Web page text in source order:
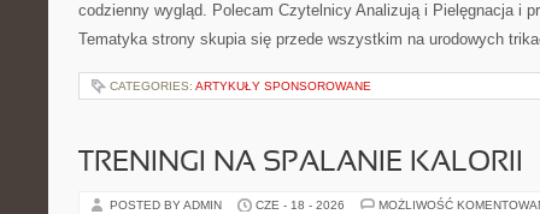
codzienny wygląd. Polecam Czytelnicy Analizują i Pielęgnacja i
Tematyka strony skupia się przede wszystkim na urodowych
CATEGORIES: ARTYKUŁY SPONSOROWANE
TRENINGI NA SPALANIE KALORII
POSTED BY ADMIN CZE - 18 - 2026 MOŻLIWOŚĆ